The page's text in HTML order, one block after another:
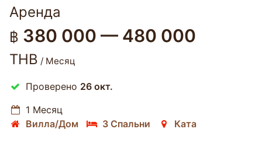
Аренда
฿ 380 000 — 480 000
THB / Месяц
Проверено 26 окт.
1 Месяц
Вилла/Дом
3 Спальни Ката